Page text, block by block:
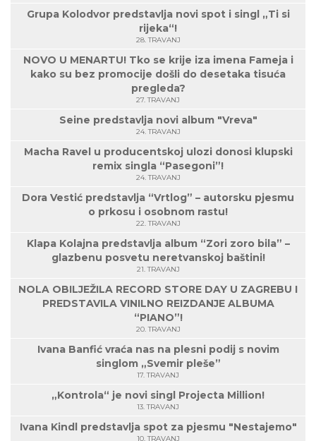
Grupa Kolodvor predstavlja novi spot i singl „Ti si
rijeka“!
28. TRAVANJ
NOVO U MENARTU! Tko se krije iza imena Fameja i
kako su bez promocije došli do desetaka tisuća
pregleda?
27. TRAVANJ
Seine predstavlja novi album "Vreva"
24. TRAVANJ
Macha Ravel u producentskoj ulozi donosi klupski
remix singla “Pasegoni”!
24. TRAVANJ
Dora Vestić predstavlja “Vrtlog” – autorsku pjesmu
o prkosu i osobnom rastu!
22. TRAVANJ
Klapa Kolajna predstavlja album “Zori zoro bila” –
glazbenu posvetu neretvanskoj baštini!
21. TRAVANJ
NOLA OBILJEŽILA RECORD STORE DAY U ZAGREBU I
PREDSTAVILA VINILNO REIZDANJE ALBUMA
“PIANO”!
20. TRAVANJ
Ivana Banfić vraća nas na plesni podij s novim
singlom „Svemir pleše”
17. TRAVANJ
„Kontrola“ je novi singl Projecta Million!
13. TRAVANJ
Ivana Kindl predstavlja spot za pjesmu "Nestajemo"
10. TRAVANJ